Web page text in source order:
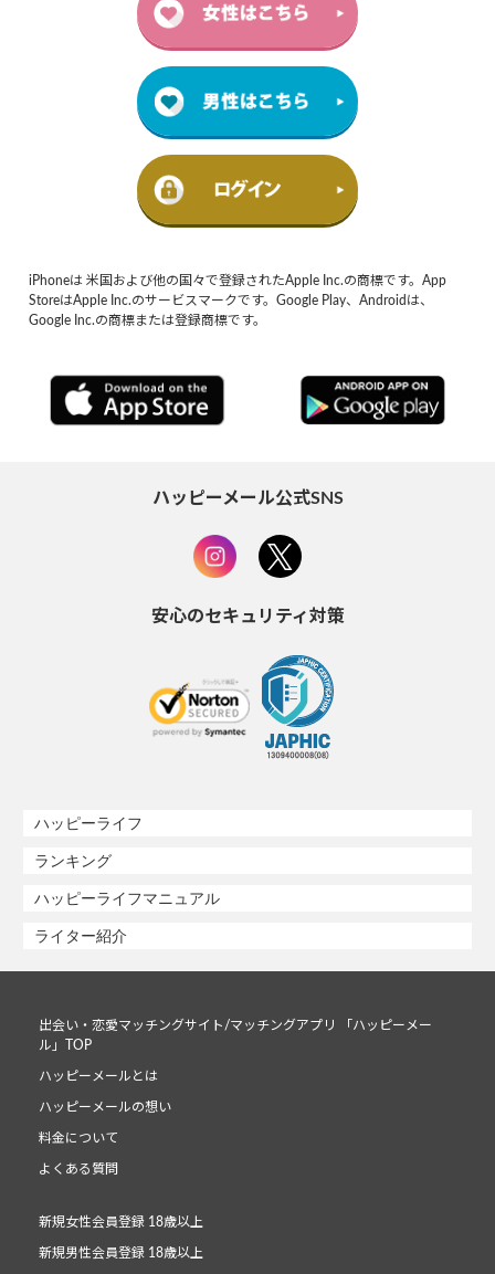
iPhoneは 米国および他の国々で登録されたApple Inc.の商標です。App
StoreはApple Inc.のサービスマークです。Google Play、Androidは、
Google Inc.の商標または登録商標です。
ハッピーメール公式SNS
安心のセキュリティ対策
ハッピーライフ
ランキング
ハッピーライフマニュアル
ライター紹介
出会い・恋愛マッチングサイト/マッチングアプリ 「ハッピーメー
ル」TOP
ハッピーメールとは
ハッピーメールの想い
料金について
よくある質問
新規女性会員登録 18歳以上
新規男性会員登録 18歳以上